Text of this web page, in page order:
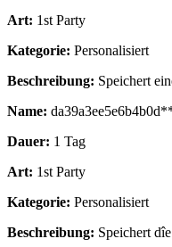
Art: 1st Party
Kategorie: Personalisiert
Beschreibung: Speichert
Name:
Dauer: 1 Tag
Art: 1st Party
Kategorie: Personalisiert
Beschreibung: Speichert